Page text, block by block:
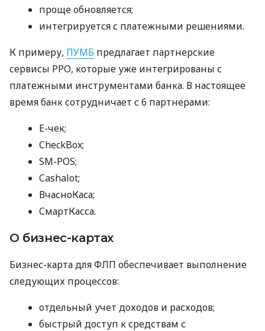
проще обновляется;
интегрируется с платежными решениями.
К примеру, ПУМБ предлагает партнерские
сервисы РРО, которые уже интегрированы с
платежными инструментами банка. В настоящее
время банк сотрудничает с 6 партнерами:
E-чек;
CheckBox;
SM-POS;
Cashalot;
ВчасноКаса;
СмартКасса.
О бизнес-картах
Бизнес-карта для ФЛП обеспечивает выполнение
следующих процессов:
отдельный учет доходов и расходов;
быстрый доступ к средствам с